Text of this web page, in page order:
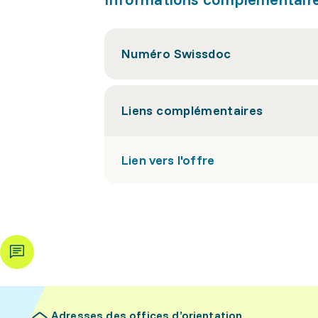
Numéro Swissdoc
Liens complémentaires
Lien vers l'offre
Adresses des offices d’orientation